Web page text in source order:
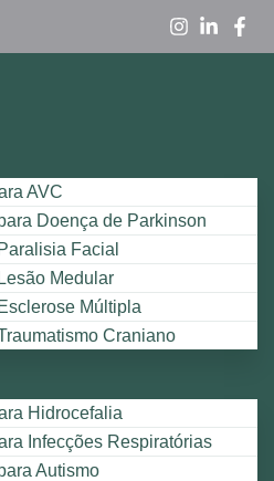
AVC
Doença de Parkinson
Facial
Medular
Múltipla
Craniano
Hidrocefalia
Infecções Respiratórias
Autismo